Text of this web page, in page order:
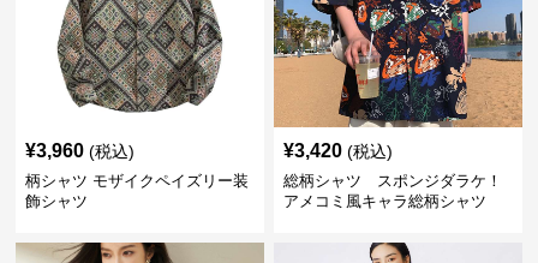
¥3,960 (税込)
柄シャツ モザイクペイズリー装
飾シャツ
¥3,420 (税込)
総柄シャツ スポンジダラケ！
アメコミ風キャラ総柄シャツ